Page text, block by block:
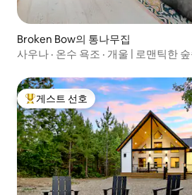
Broken Bow의 통나무집
사우나 · 온수 욕조 · 개울 | 로맨틱한
상위 게스트 선호
게스트 선호